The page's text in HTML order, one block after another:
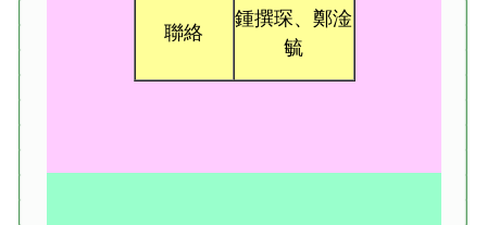
聯絡
鍾撰琛、鄭淦
毓